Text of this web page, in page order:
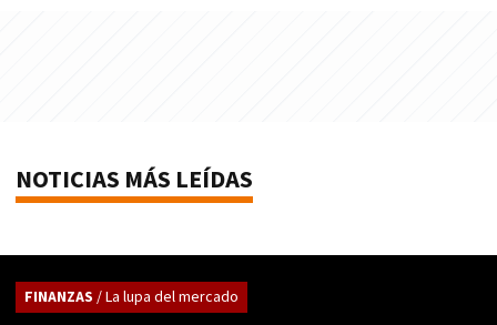
NOTICIAS MÁS LEÍDAS
FINANZAS / La lupa del mercado